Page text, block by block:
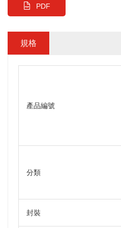
PDF
規格
產品編號
分類
封裝